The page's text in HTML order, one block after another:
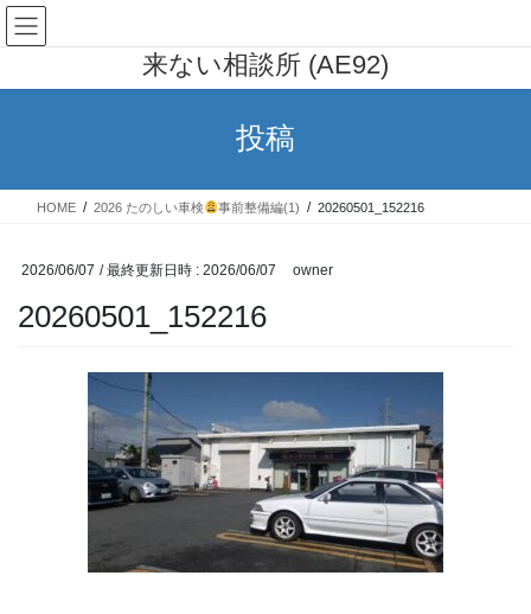
コ
ン
ン
ナ
ビ
ー
来ない相談所 (AE92)
投稿
HOME 2026 たのしい車検 事前整備編(1) 20260501_152216
2026/06/07 / 最終更新日時 : 2026/06/07 owner
20260501_152216